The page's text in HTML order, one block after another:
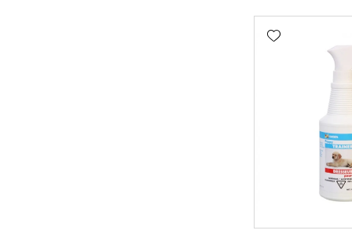
Add wishlist